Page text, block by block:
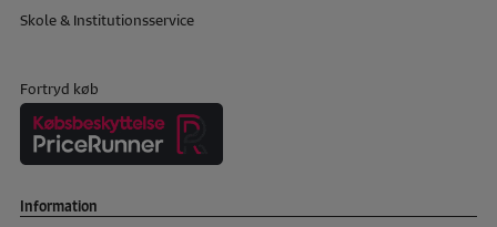
Skole & Institutionsservice
Fortryd køb
Information